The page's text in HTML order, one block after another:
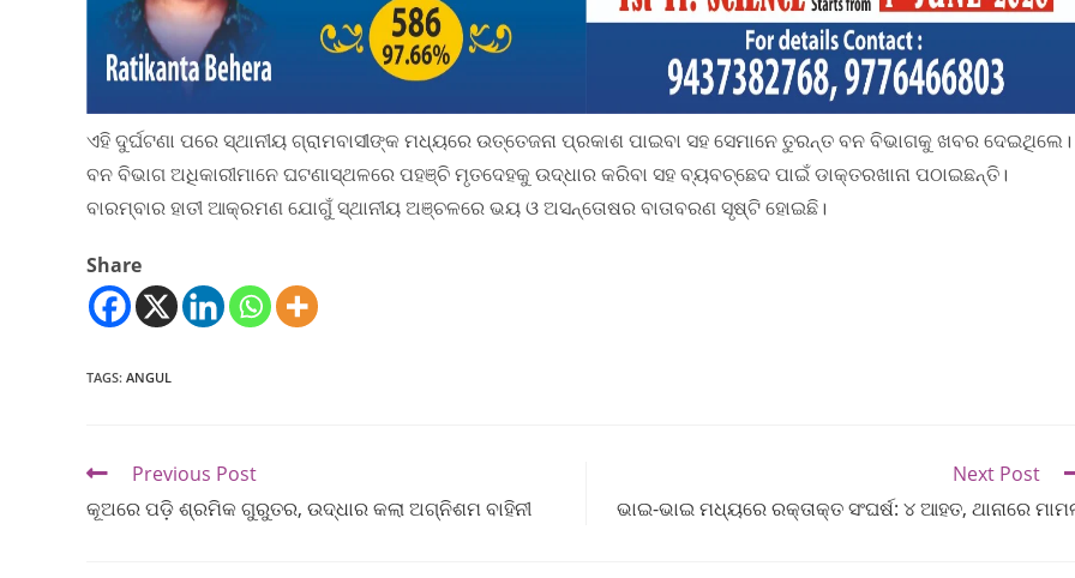
ଏହି ଦୁର୍ଘଟଣା ପରେ ସ୍ଥାନୀୟ ଗ୍ରାମବାସୀଙ୍କ ମଧ୍ୟରେ ଉତ୍ତେଜନା ପ୍ରକାଶ ପାଇବା ସହ ସେମାନେ ତୁରନ୍ତ ବନ ବିଭାଗକୁ ଖବର ଦେଇଥିଲେ।
ବନ ବିଭାଗ ଅଧିକାରୀମାନେ ଘଟଣାସ୍ଥଳରେ ପହଞ୍ଚି ମୃତଦେହକୁ ଉଦ୍ଧାର କରିବା ସହ ବ୍ୟବଚ୍ଛେଦ ପାଇଁ ଡାକ୍ତରଖାନା ପଠାଇଛନ୍ତି।
ବାରମ୍ବାର ହାତୀ ଆକ୍ରମଣ ଯୋଗୁଁ ସ୍ଥାନୀୟ ଅଞ୍ଚଳରେ ଭୟ ଓ ଅସନ୍ତୋଷର ବାତାବରଣ ସୃଷ୍ଟି ହୋଇଛି।
Share
TAGS: ANGUL
Previous Post
କୂଅରେ ପଡ଼ି ଶ୍ରମିକ ଗୁରୁତର, ଉଦ୍ଧାର କଲା ଅଗ୍ନିଶମ ବାହିନୀ
Next Post
ଭାଇ-ଭାଇ ମଧ୍ୟରେ ରକ୍ତାକ୍ତ ସଂଘର୍ଷ: ୪ ଆହତ, ଥାନାରେ